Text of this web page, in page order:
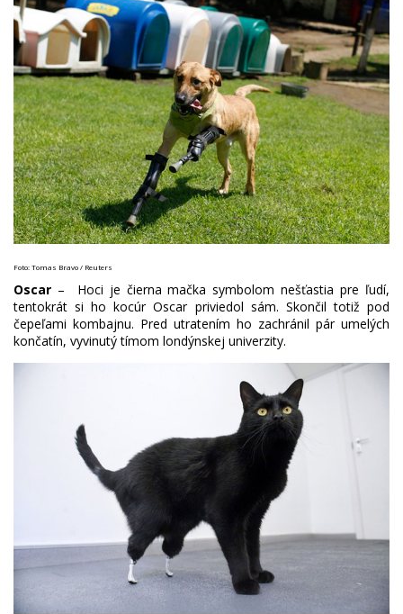
Foto: Tomas Bravo / Reuters
Oscar – Hoci je čierna mačka symbolom nešťastia pre ľudí,
tentokrát si ho kocúr Oscar priviedol sám. Skončil totiž pod
čepeľami kombajnu. Pred utratením ho zachránil pár umelých
končatín, vyvinutý tímom londýnskej univerzity.